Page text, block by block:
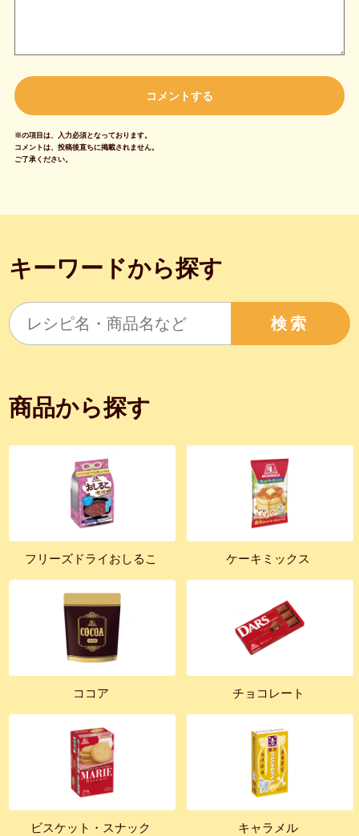
※の項目は、入力必須となっております。
コメントは、投稿後直ちに掲載されません。
ご了承ください。
キーワードから探す
検索
商品から探す
フリーズドライおしるこ ケーキミックス
ココア チョコレート
ビスケット・スナック キャラメル